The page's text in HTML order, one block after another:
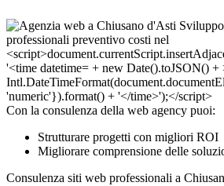
Con la consulenza della web agency puoi:
Strutturare progetti con migliori ROI
Migliorare comprensione delle
Consulenza siti web professionali a